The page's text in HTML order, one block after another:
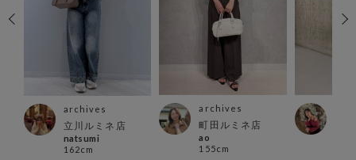
archives
立川ルミネ店
natsumi
162cm
archives
町田ルミネ店
ao
155cm